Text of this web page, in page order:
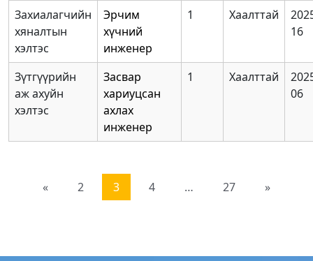
Захиалагчийн
хяналтын
хэлтэс
Эрчим
хүчний
инженер
1 Хаалттай
16
Зүтгүүрийн
аж ахуйн
хэлтэс
Засвар
хариуцсан
ахлах
инженер
1 Хаалттай
06
« 2 3 4 … 27 »